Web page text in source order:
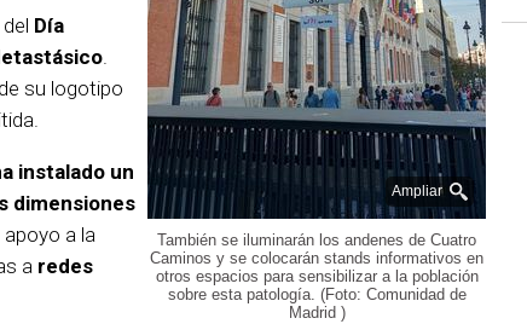
Ampliar
También se iluminarán los andenes de Cuatro
Caminos y se colocarán stands informativos en
otros espacios para sensibilizar a la población
sobre esta patología. (Foto: Comunidad de
Madrid )
Día
.
su logotipo
instalado un
dimensiones
a la
a redes